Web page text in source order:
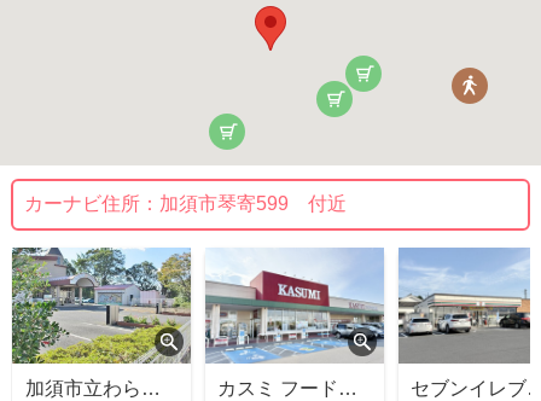
カーナビ住所： 加須市琴寄599 付近
カスミ フードス
セブンイレブン
ドラッグスト